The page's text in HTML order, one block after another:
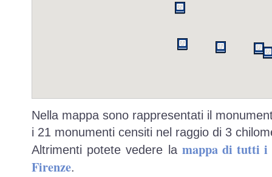
Nella mappa sono rappresentati il
i 21 monumenti censiti nel raggio di 3
Altrimenti potete vedere la mappa di tutti i
Firenze.